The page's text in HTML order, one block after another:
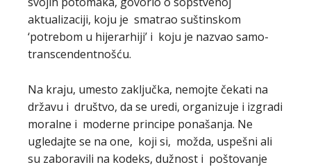
aktualizaciji, koju je smatrao suštinskom
‘potrebom u hijerarhiji’ i koju je nazvao samo-
transcendentnošću.
Na kraju, umesto zaključka, nemojte čekati na
državu i društvo, da se uredi, organizuje i izgradi
moralne i moderne principe ponašanja. Ne
ugledajte se na one, koji si, možda, uspešni ali
su zaboravili na kodeks, dužnost i poštovanje